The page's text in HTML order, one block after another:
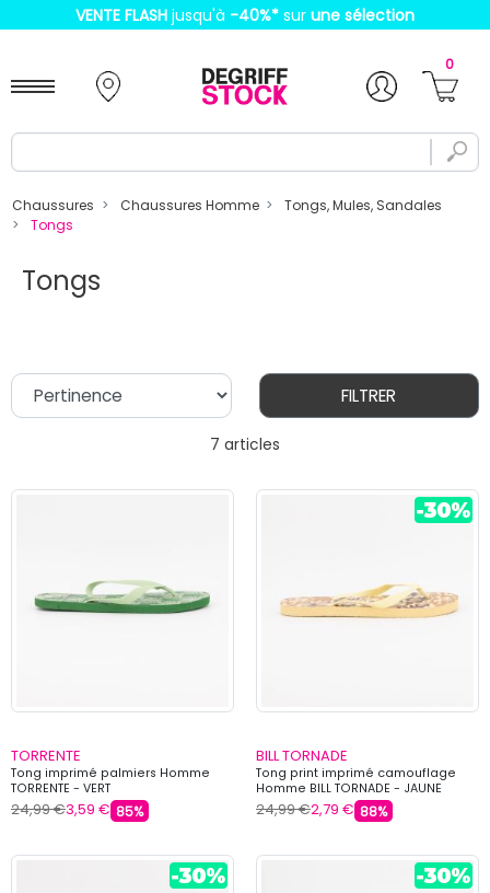
VENTE FLASH jusqu'à -40%* sur une sélection
0
Chaussures Chaussures Homme
Tongs, Mules, Sandales
Tongs
Tongs
7 articles
FILTRER
TORRENTE
Tong imprimé palmiers Homme
TORRENTE - VERT
24,99 €3,59 € 85%
BILL TORNADE
Tong print imprimé camouflage
Homme BILL TORNADE - JAUNE
24,99 €2,79 € 88%